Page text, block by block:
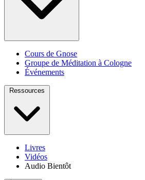
Cours de Gnose
Groupe de Méditation à Cologne
Événements
Ressources
Livres
Vidéos
Audio Bientôt